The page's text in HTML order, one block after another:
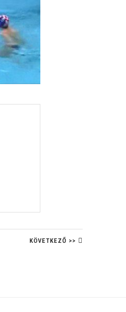
KÖVETKEZŐ >>